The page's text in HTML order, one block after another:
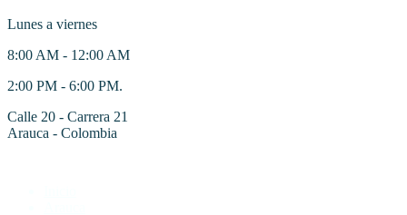
Lunes a viernes
8:00 AM - 12:00 AM
2:00 PM - 6:00 PM.
Calle 20 - Carrera 21
Arauca - Colombia